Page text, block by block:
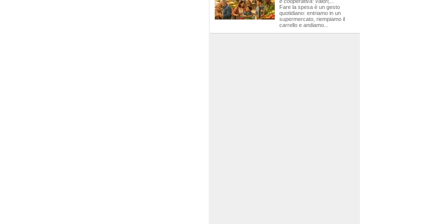
Fare la spesa è un gesto
quotidiano: entriamo in un
supermercato, riempiamo il
carrello e andiamo...